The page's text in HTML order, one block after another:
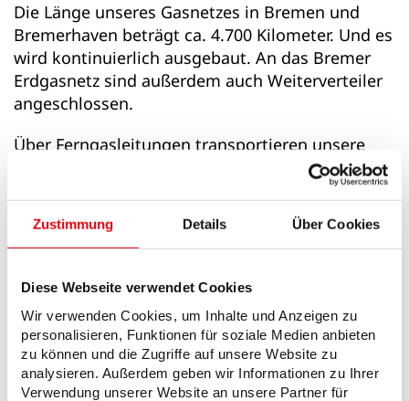
Zustimmung Details Über Cookies
Diese Webseite verwendet Cookies
Wir verwenden Cookies, um Inhalte und Anzeigen zu
personalisieren, Funktionen für soziale Medien anbieten
zu können und die Zugriffe auf unsere Website zu
analysieren. Außerdem geben wir Informationen zu Ihrer
Verwendung unserer Website an unsere Partner für
Die Länge unseres Gasnetzes in Bremen und
Bremerhaven beträgt ca. 4.700 Kilometer. Und es
wird kontinuierlich ausgebaut. An das Bremer
Erdgasnetz sind außerdem auch Weiterverteiler
angeschlossen.
Über Ferngasleitungen transportieren unsere
Lieferanten ihr Gas mit einem Druck von bis zu
100 bar nach Bremen und bis zu 60 bar nach
Bremerhaven. An den Übernahmestationen
drosselt wesernetz den Druck des Ferngases und
Hochdruckleitungen. Von dort aus gelangt es
Niederdrucknetze. Mit einem Druck von 20 bis 23
Millibar liefern wir das Erdgas dann an unsere
Haushaltskunden.